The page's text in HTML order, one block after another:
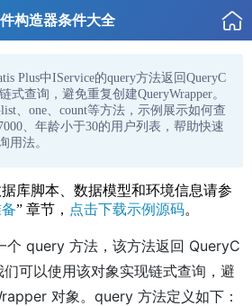
构造器条件大全
Plus中IService的query方法返回QueryC
式查询，避免重复创建QueryWrapper。
list、one、count等方法，示例展示如何查
、年龄小于30的用户列表，帮助快速
用法。
库脚本、数据模型和环境信息请参
” 章节， 点击下载示例源码。
个 query 方法，该方法返回 QueryC
可以使用该对象实现链式查询，避
对象。query 方法定义如下：